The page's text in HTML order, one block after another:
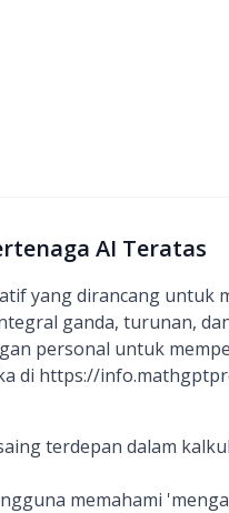
AI Teratas
yang dirancang untuk
ganda, turunan,
personal untuk
di https://
terdepan dalam
memahami